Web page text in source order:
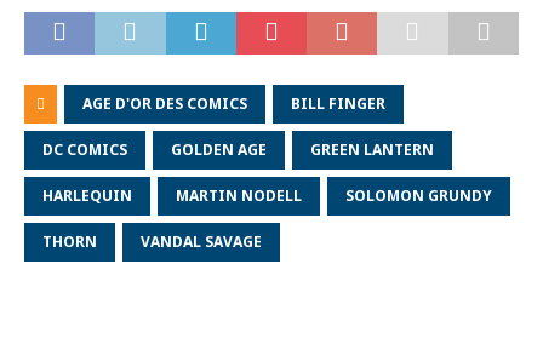
AGE D'OR DES COMICS BILL FINGER
DC COMICS GOLDEN AGE GREEN LANTERN
HARLEQUIN MARTIN NODELL SOLOMON GRUNDY
THORN VANDAL SAVAGE